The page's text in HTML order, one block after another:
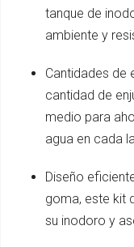
tanque de
ambiente y
Cantidades de
cantidad de
medio para
agua en cada
Diseño
goma, este kit
su inodoro y